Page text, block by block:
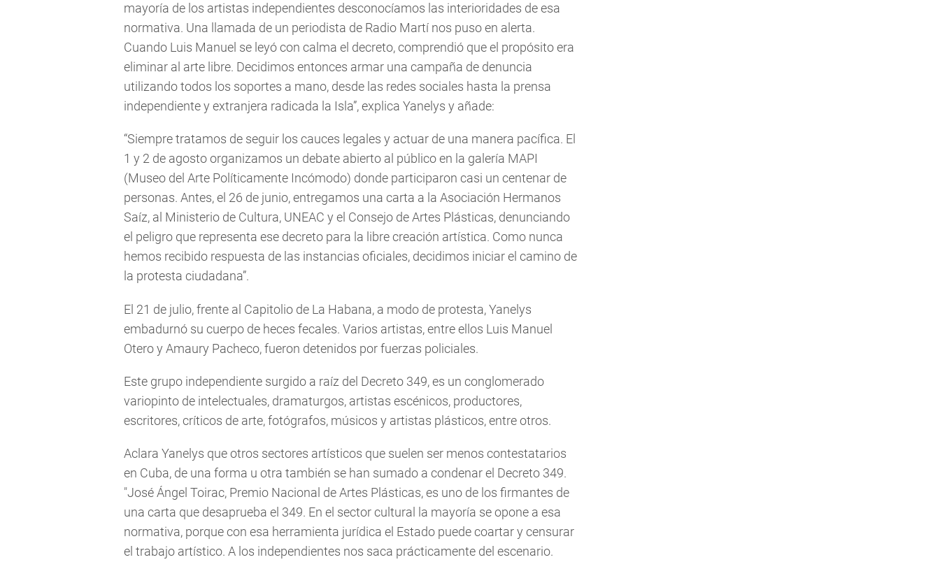
mayoría de los artistas independientes desconocíamos las interioridades de esa
normativa. Una llamada de un periodista de Radio Martí nos puso en alerta.
Cuando Luis Manuel se leyó con calma el decreto, comprendió que el propósito era
eliminar al arte libre. Decidimos entonces armar una campaña de denuncia
utilizando todos los soportes a mano, desde las redes sociales hasta la prensa
independiente y extranjera radicada la Isla”, explica Yanelys y añade:
“Siempre tratamos de seguir los cauces legales y actuar de una manera pacífica. El
1 y 2 de agosto organizamos un debate abierto al público en la galería MAPI
(Museo del Arte Políticamente Incómodo) donde participaron casi un centenar de
personas. Antes, el 26 de junio, entregamos una carta a la Asociación Hermanos
Saíz, al Ministerio de Cultura, UNEAC y el Consejo de Artes Plásticas, denunciando
el peligro que representa ese decreto para la libre creación artística. Como nunca
hemos recibido respuesta de las instancias oficiales, decidimos iniciar el camino de
la protesta ciudadana”.
El 21 de julio, frente al Capitolio de La Habana, a modo de protesta, Yanelys
embadurnó su cuerpo de heces fecales. Varios artistas, entre ellos Luis Manuel
Otero y Amaury Pacheco, fueron detenidos por fuerzas policiales.
Este grupo independiente surgido a raíz del Decreto 349, es un conglomerado
variopinto de intelectuales, dramaturgos, artistas escénicos, productores,
escritores, críticos de arte, fotógrafos, músicos y artistas plásticos, entre otros.
Aclara Yanelys que otros sectores artísticos que suelen ser menos contestatarios
en Cuba, de una forma u otra también se han sumado a condenar el Decreto 349.
"José Ángel Toirac, Premio Nacional de Artes Plásticas, es uno de los firmantes de
una carta que desaprueba el 349. En el sector cultural la mayoría se opone a esa
normativa, porque con esa herramienta jurídica el Estado puede coartar y censurar
el trabajo artístico. A los independientes nos saca prácticamente del escenario.